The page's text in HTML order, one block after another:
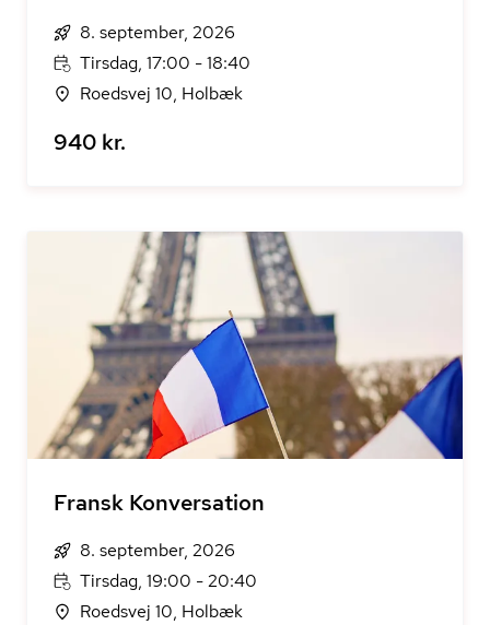
8. september, 2026
Tirsdag, 17:00 - 18:40
Roedsvej 10, Holbæk
940 kr.
Fransk Konversation
8. september, 2026
Tirsdag, 19:00 - 20:40
Roedsvej 10, Holbæk